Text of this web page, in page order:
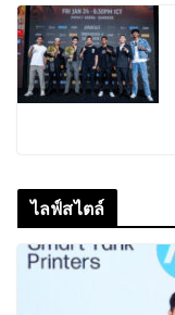
ไลฟ์สไตล์